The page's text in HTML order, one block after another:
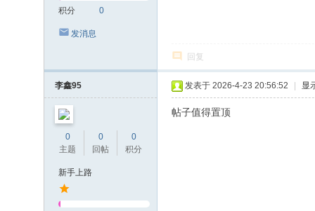
积分 0
发消息
回复
李鑫95
0
主题
0
回帖
0
积分
新手上路
发表于 2026-4-23 20:56:52 显
帖子值得置顶